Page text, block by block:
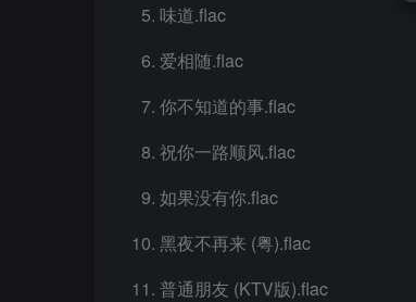
味道.flac
爱相随.flac
你不知道的事.flac
祝你一路顺风.flac
如果没有你.flac
黑夜不再来 (粤).flac
普通朋友 (KTV版).flac